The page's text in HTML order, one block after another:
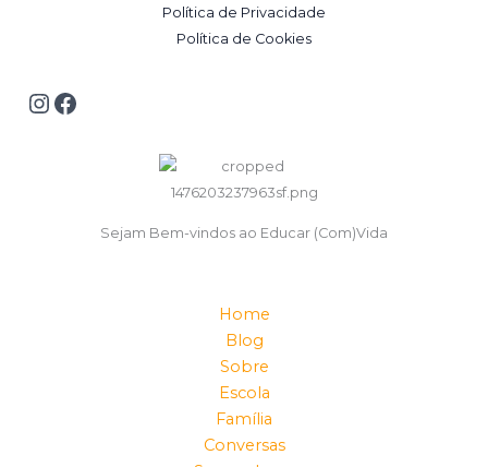
Política de Privacidade
Política de Cookies
Sejam Bem-vindos ao Educar (Com)Vida
Home
Blog
Sobre
Escola
Família
Conversas